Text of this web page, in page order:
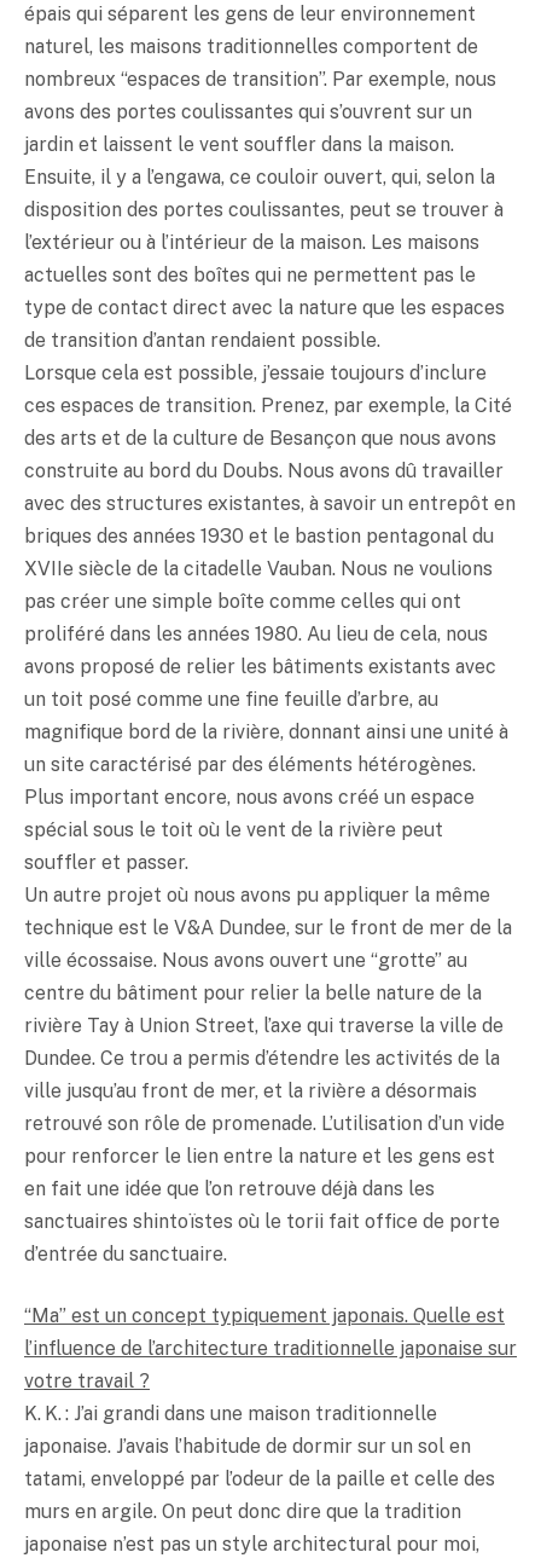
épais qui séparent les gens de leur environnement
naturel, les maisons traditionnelles comportent de
nombreux “espaces de transition”. Par exemple, nous
avons des portes coulissantes qui s’ouvrent sur un
jardin et laissent le vent souffler dans la maison.
Ensuite, il y a l’engawa, ce couloir ouvert, qui, selon la
disposition des portes coulissantes, peut se trouver à
l’extérieur ou à l’intérieur de la maison. Les maisons
actuelles sont des boîtes qui ne permettent pas le
type de contact direct avec la nature que les espaces
de transition d’antan rendaient possible.
Lorsque cela est possible, j’essaie toujours d’inclure
ces espaces de transition. Prenez, par exemple, la Cité
des arts et de la culture de Besançon que nous avons
construite au bord du Doubs. Nous avons dû travailler
avec des structures existantes, à savoir un entrepôt en
briques des années 1930 et le bastion pentagonal du
XVIIe siècle de la citadelle Vauban. Nous ne voulions
pas créer une simple boîte comme celles qui ont
proliféré dans les années 1980. Au lieu de cela, nous
avons proposé de relier les bâtiments existants avec
un toit posé comme une fine feuille d’arbre, au
magnifique bord de la rivière, donnant ainsi une unité à
un site caractérisé par des éléments hétérogènes.
Plus important encore, nous avons créé un espace
spécial sous le toit où le vent de la rivière peut
souffler et passer.
Un autre projet où nous avons pu appliquer la même
technique est le V&A Dundee, sur le front de mer de la
ville écossaise. Nous avons ouvert une “grotte” au
centre du bâtiment pour relier la belle nature de la
rivière Tay à Union Street, l’axe qui traverse la ville de
Dundee. Ce trou a permis d’étendre les activités de la
ville jusqu’au front de mer, et la rivière a désormais
retrouvé son rôle de promenade. L’utilisation d’un vide
pour renforcer le lien entre la nature et les gens est
en fait une idée que l’on retrouve déjà dans les
sanctuaires shintoïstes où le torii fait office de porte
d’entrée du sanctuaire.
“Ma” est un concept typiquement japonais. Quelle est
l’influence de l’architecture traditionnelle japonaise sur
votre travail ?
K. K. : J’ai grandi dans une maison traditionnelle
japonaise. J’avais l’habitude de dormir sur un sol en
tatami, enveloppé par l’odeur de la paille et celle des
murs en argile. On peut donc dire que la tradition
japonaise n’est pas un style architectural pour moi,